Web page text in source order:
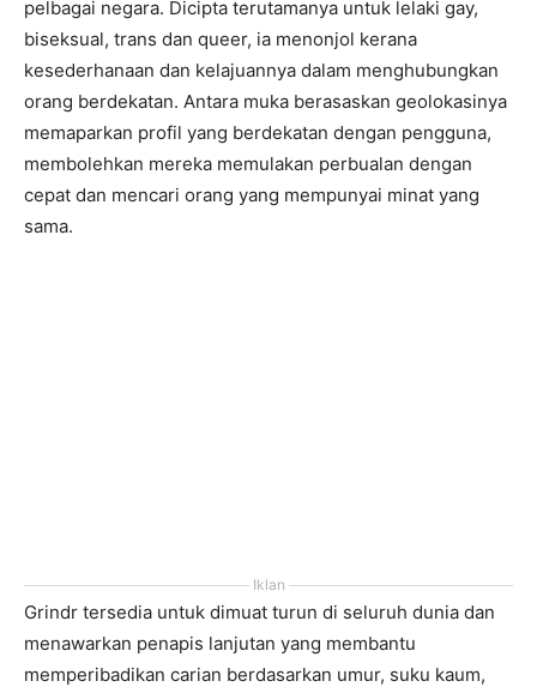
pelbagai negara. Dicipta terutamanya untuk lelaki gay,
biseksual, trans dan queer, ia menonjol kerana
kesederhanaan dan kelajuannya dalam menghubungkan
orang berdekatan. Antara muka berasaskan geolokasinya
memaparkan profil yang berdekatan dengan pengguna,
membolehkan mereka memulakan perbualan dengan
cepat dan mencari orang yang mempunyai minat yang
sama.
Iklan
Grindr tersedia untuk dimuat turun di seluruh dunia dan
menawarkan penapis lanjutan yang membantu
memperibadikan carian berdasarkan umur, suku kaum,